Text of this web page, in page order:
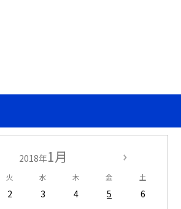
2018年1月
火 水 木 金 土
2 3 4 5
6